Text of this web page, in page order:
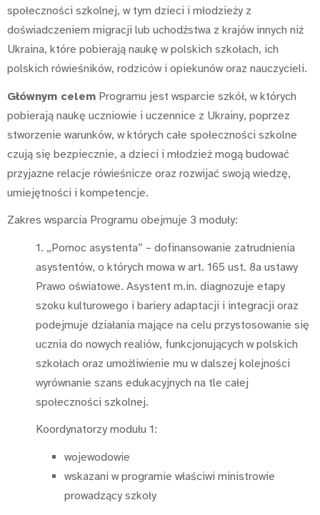
społeczności szkolnej, w tym dzieci i młodzieży z
doświadczeniem migracji lub uchodźstwa z krajów innych niż
Ukraina, które pobierają naukę w polskich szkołach, ich
polskich rówieśników, rodziców i opiekunów oraz nauczycieli.
Głównym celem Programu jest wsparcie szkół, w których
pobierają naukę uczniowie i uczennice z Ukrainy, poprzez
stworzenie warunków, w których całe społeczności szkolne
czują się bezpiecznie, a dzieci i młodzież mogą budować
przyjazne relacje rówieśnicze oraz rozwijać swoją wiedzę,
umiejętności i kompetencje.
Zakres wsparcia Programu obejmuje 3 moduły:
1. „Pomoc asystenta” – dofinansowanie zatrudnienia
asystentów, o których mowa w art. 165 ust. 8a ustawy
Prawo oświatowe. Asystent m.in. diagnozuje etapy
szoku kulturowego i bariery adaptacji i integracji oraz
podejmuje działania mające na celu przystosowanie się
ucznia do nowych realiów, funkcjonujących w polskich
szkołach oraz umożliwienie mu w dalszej kolejności
wyrównanie szans edukacyjnych na tle całej
społeczności szkolnej.
Koordynatorzy modułu 1:
wojewodowie
wskazani w programie właściwi ministrowie
prowadzący szkoły